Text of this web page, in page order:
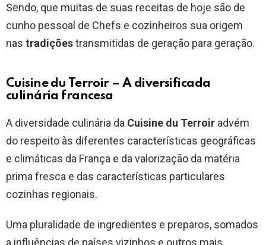
Sendo, que muitas de suas receitas de hoje são de
cunho pessoal de Chefs e cozinheiros sua origem
nas tradiçõestransmitidas de geração para geração.
Cuisine du Terroir – A diversificada
culinária francesa
A diversidade culinária da Cuisine du Terroir advém
do respeito às diferentes características geográficas
e climáticas da França e da valorização da matéria
prima fresca e das características particulares
cozinhas regionais.
Uma pluralidade de ingredientes e preparos, somados
a influências de países vizinhos e outros mais